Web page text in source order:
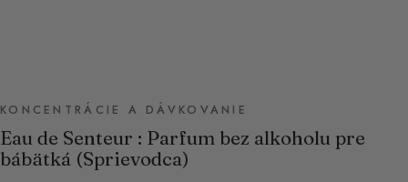
KONCENTRÁCIE A DÁVKOVANIE
Eau de Senteur : Parfum bez alkoholu pre
bábätká (Sprievodca)